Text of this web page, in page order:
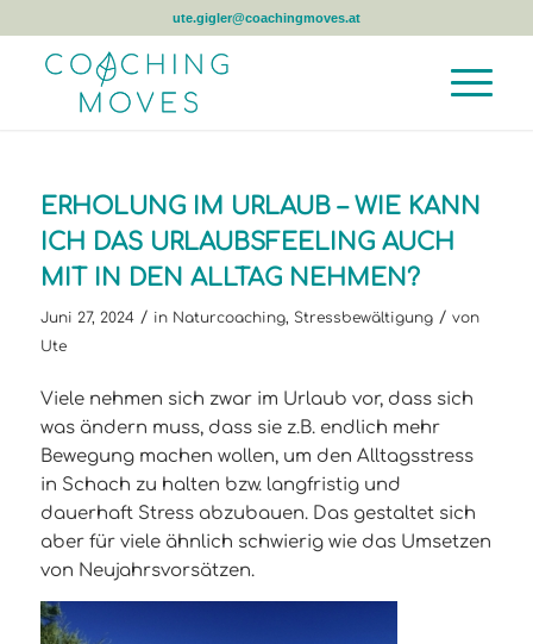
ute.gigler@coachingmoves.at
ERHOLUNG IM URLAUB – WIE KANN
ICH DAS URLAUBSFEELING AUCH
MIT IN DEN ALLTAG NEHMEN?
Juni 27, 2024 / in Naturcoaching, Stressbewältigung / von
Ute
Viele nehmen sich zwar im Urlaub vor, dass sich
was ändern muss, dass sie z.B. endlich mehr
Bewegung machen wollen, um den Alltagsstress
in Schach zu halten bzw. langfristig und
dauerhaft Stress abzubauen. Das gestaltet sich
aber für viele ähnlich schwierig wie das Umsetzen
von Neujahrsvorsätzen.